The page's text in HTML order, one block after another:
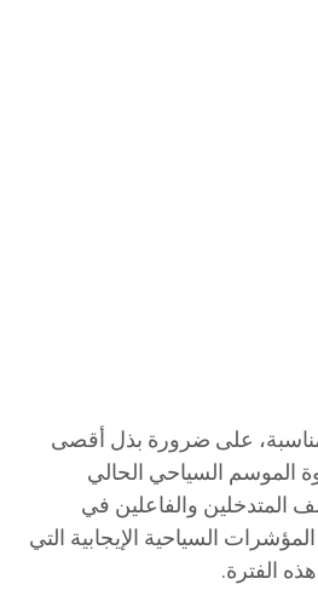
على ضرورة بذل أقصى
الموسم السياحي الحالي
المتدخلين والفاعلين في
السياحية الإيجابية التي
الفترة.